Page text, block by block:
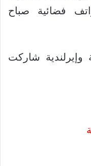
فضائية صباح
وإيرلندية شاركت